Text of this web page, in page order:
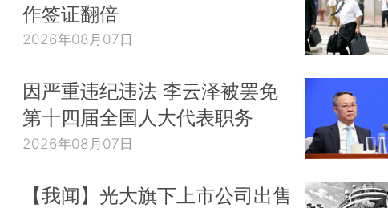
作签证翻倍
2026年08月07日
因严重违纪违法 李云泽被罢免
第十四届全国人大代表职务
2026年08月07日
【我闻】光大旗下上市公司出售